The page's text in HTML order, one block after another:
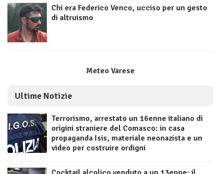
Chi era Federico Venco, ucciso per un gesto
di altruismo
Meteo Varese
Ultime Notizie
Terrorismo, arrestato un 16enne italiano di
origini straniere del Comasco: in casa
propaganda Isis, materiale neonazista e un
video per costruire ordigni